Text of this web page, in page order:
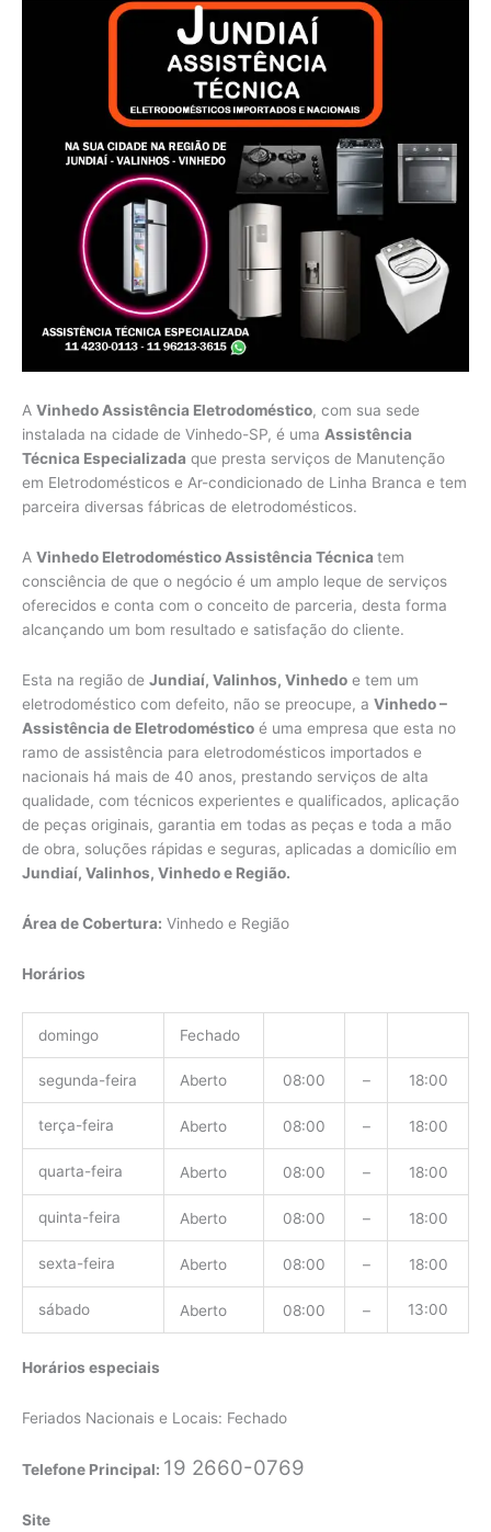
A Vinhedo Assistência Eletrodoméstico, com sua sede
instalada na cidade de Vinhedo-SP, é uma Assistência
Técnica Especializada que presta serviços de Manutenção
em Eletrodomésticos e Ar-condicionado de Linha Branca e tem
parceira diversas fábricas de eletrodomésticos.
A Vinhedo Eletrodoméstico Assistência Técnica tem
consciência de que o negócio é um amplo leque de serviços
oferecidos e conta com o conceito de parceria, desta forma
alcançando um bom resultado e satisfação do cliente.
Esta na região de Jundiaí, Valinhos, Vinhedo e tem um
eletrodoméstico com defeito, não se preocupe, a Vinhedo –
Assistência de Eletrodoméstico é uma empresa que esta no
ramo de assistência para eletrodomésticos importados e
nacionais há mais de 40 anos, prestando serviços de alta
qualidade, com técnicos experientes e qualificados, aplicação
de peças originais, garantia em todas as peças e toda a mão
de obra, soluções rápidas e seguras, aplicadas a domicílio em
Jundiaí, Valinhos, Vinhedo e Região.
Área de Cobertura: Vinhedo e Região
Horários
domingo Fechado
segunda-feira Aberto 08:00 – 18:00
terça-feira Aberto 08:00 – 18:00
quarta-feira Aberto 08:00 – 18:00
quinta-feira Aberto 08:00 – 18:00
sexta-feira Aberto 08:00 – 18:00
sábado Aberto 08:00 – 13:00
Horários especiais
Feriados Nacionais e Locais: Fechado
Telefone Principal: 19 2660-0769
Site